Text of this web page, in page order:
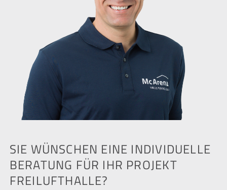
SIE WÜNSCHEN EINE INDIVIDUELLE
BERATUNG FÜR IHR PROJEKT
FREILUFTHALLE?